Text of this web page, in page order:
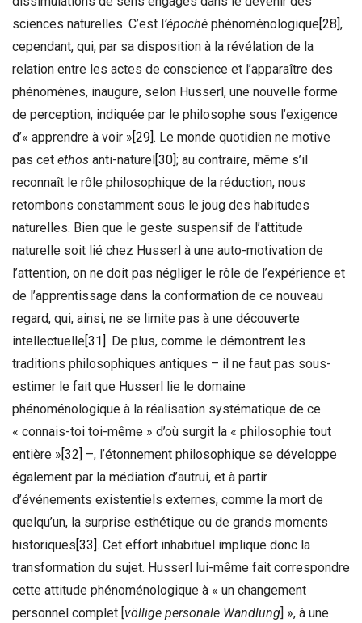
sciences naturelles. C’est l’épochè phénoménologique[28],
cependant, qui, par sa disposition à la révélation de la
relation entre les actes de conscience et l’apparaître des
phénomènes, inaugure, selon Husserl, une nouvelle forme
de perception, indiquée par le philosophe sous l’exigence
d’« apprendre à voir »[29]. Le monde quotidien ne motive
pas cet ethos anti-naturel[30]; au contraire, même s’il
reconnaît le rôle philosophique de la réduction, nous
retombons constamment sous le joug des habitudes
naturelles. Bien que le geste suspensif de l’attitude
naturelle soit lié chez Husserl à une auto-motivation de
l’attention, on ne doit pas négliger le rôle de l’expérience et
de l’apprentissage dans la conformation de ce nouveau
regard, qui, ainsi, ne se limite pas à une découverte
intellectuelle[31]. De plus, comme le démontrent les
traditions philosophiques antiques – il ne faut pas sous-
estimer le fait que Husserl lie le domaine
phénoménologique à la réalisation systématique de ce
« connais-toi toi-même » d’où surgit la « philosophie tout
entière »[32] –, l’étonnement philosophique se développe
également par la médiation d’autrui, et à partir
d’événements existentiels externes, comme la mort de
quelqu’un, la surprise esthétique ou de grands moments
historiques[33]. Cet effort inhabituel implique donc la
transformation du sujet. Husserl lui-même fait correspondre
cette attitude phénoménologique à « un changement
personnel complet [völlige personale Wandlung] », à une